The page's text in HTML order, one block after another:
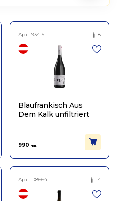
Арт.: 93415 8
Blaufrankisch Aus
Dem Kalk unfiltriert
990 грн.
Арт.: D8664 14